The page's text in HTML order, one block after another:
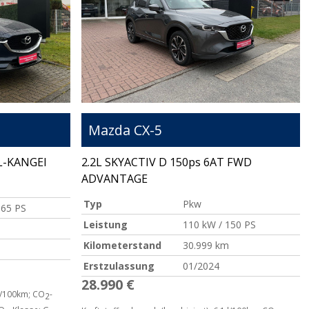
KANGEI
PS
; CO2-
Mazda CX-5
2.2L SKYACTIV D 150ps 6AT FWD
ADVANTAGE
Typ
Pkw
Leistung
110 kW / 150 PS
Kilometerstand
30.999 km
Erstzulassung
01/2024
28.990 €